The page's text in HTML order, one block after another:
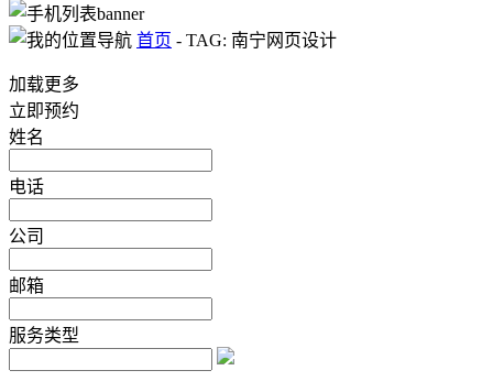
首页 - TAG: 南宁网页设计
加载更多
立即预约
姓名
电话
公司
邮箱
服务类型